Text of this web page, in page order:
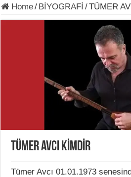
Home/ BİYOGRAFİ /TÜMER
TÜMER AVCI KİMDİR
Tümer Avcı 01.01.1973